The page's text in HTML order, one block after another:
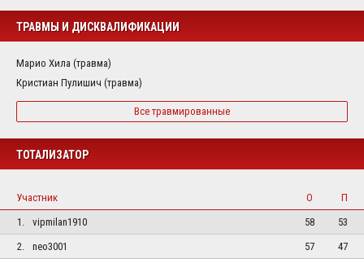
ТРАВМЫ И ДИСКВАЛИФИКАЦИИ
Марио Хила (травма)
Кристиан Пулишич (травма)
Все травмированные
ТОТАЛИЗАТОР
Участник О
П
1.
vipmilan1910 58
53
2.
neo3001 57
47